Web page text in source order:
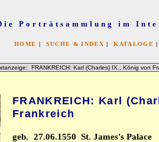
Porträtsammlung im
HOME | SUCHE & INDEX |KATALOGE
FRANKREICH: Karl (Charles) IX., König von
FRANKREICH: Karl
Frankreich
geb.
27.06.1550 St. James's Palace